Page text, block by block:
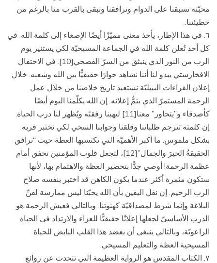
محبّته تسبقنا على الدوام وترافقنا وتبقى بالقرب منا بالرغم من
خطيئتنا.
٦. في هذا الإطار، يأخذ معنى مميّزًا أيضًا الإصغاء إلى كلمة الله. في
كل أحد تُعلن كلمة الله في الجماعة المسيحيّة لكي يستنير يوم
الرب من النور الذي ينبثق من السرّ الفصحي[10]. في الاحتفال
الافخارستي يبدو لنا أننا نشاهد حوارًا حقيقيًّا بين الله وشعبه. خلال
إعلان القراءات البيبليّة نستعيد تاريخ خلاصنا من خلال عمل
الرحمة المستمرّ الذي يتمُّ إعلانه. إن الله يكلّمنا اليوم أيضًا
كأصدقاء و”يتحاور” معنا[11] ليهبنا رفقتَه ويُظهر لنا درب الحياة.
إن كلمته تترجم طلباتنا وقلقنا وجوابنا السخي لكي نختبر قربه
بشكل ملموس. ما أكبر الأهميّة التي تكتسبها العظة حيث “ترافق
الحقيقةُ الخيرَ والجمال”[12]، لتجعل قلوب المؤمنين تخفق أمام
عظمة الرحمة! أوصي جدًّا بتحضير العظة والاهتمام بها، لأنها
ستكون مثمرة أكثر عندما يكون الكاهن قد اختبر بنفسه صلاح
الرب الرحيم. إن نقل اليقين بأن الله يحبّنا ليس ممارسة لفنِّ
البلاغة وإنما شرط لمصداقيّة كهنوتنا. وبالتالي فعيش الرحمة هو
الدرب الأساسيّ لجعلها إعلانًا حقيقيًّا للعزاء والارتداد في الحياة
الراعويّة، وبالتالي ينبغي أن يعضد هذا القلب النابض للحياة
المسيحية العظة والتعليم المسيحي.
۷. الكتاب المقدس هو الرواية العظيمة التي تتحدث عن روائع